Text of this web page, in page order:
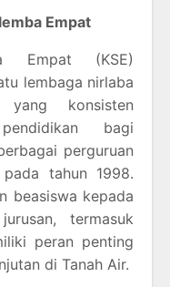
Empat
Empat (KSE)
lembaga nirlaba
konsisten
bagi
perguruan
tahun 1998.
beasiswa kepada
termasuk
peran penting
di Tanah Air.